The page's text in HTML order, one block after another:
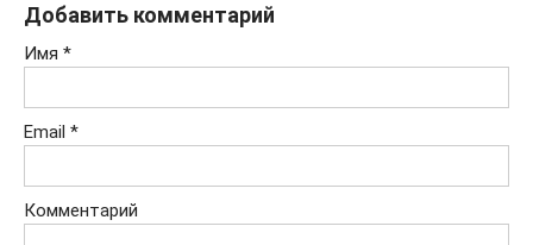
Добавить комментарий
Имя *
Email *
Комментарий